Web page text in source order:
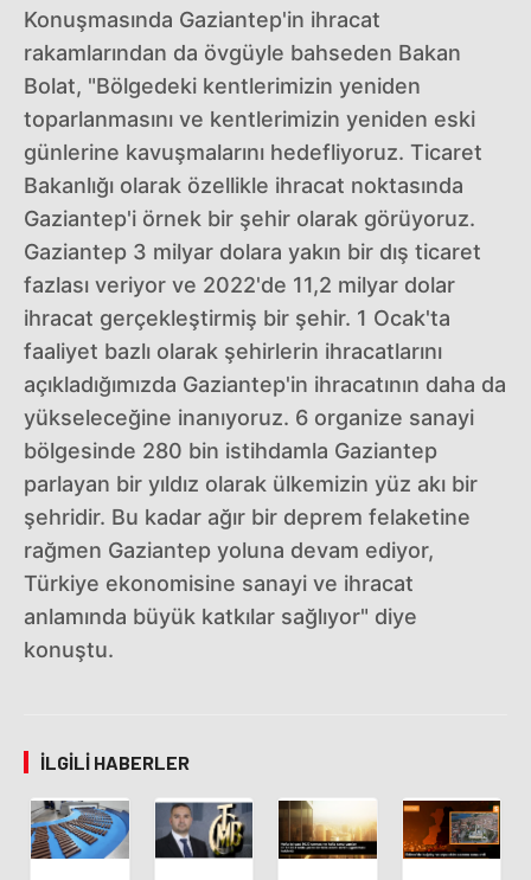
Konuşmasında Gaziantep'in ihracat
rakamlarından da övgüyle bahseden Bakan
Bolat, "Bölgedeki kentlerimizin yeniden
toparlanmasını ve kentlerimizin yeniden eski
günlerine kavuşmalarını hedefliyoruz. Ticaret
Bakanlığı olarak özellikle ihracat noktasında
Gaziantep'i örnek bir şehir olarak görüyoruz.
Gaziantep 3 milyar dolara yakın bir dış ticaret
fazlası veriyor ve 2022'de 11,2 milyar dolar
ihracat gerçekleştirmiş bir şehir. 1 Ocak'ta
faaliyet bazlı olarak şehirlerin ihracatlarını
açıkladığımızda Gaziantep'in ihracatının daha da
yükseleceğine inanıyoruz. 6 organize sanayi
bölgesinde 280 bin istihdamla Gaziantep
parlayan bir yıldız olarak ülkemizin yüz akı bir
şehridir. Bu kadar ağır bir deprem felaketine
rağmen Gaziantep yoluna devam ediyor,
Türkiye ekonomisine sanayi ve ihracat
anlamında büyük katkılar sağlıyor" diye
konuştu.
İLGILI HABERLER